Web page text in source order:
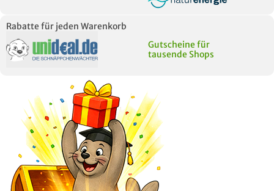
Rabatte für jeden Warenkorb
Gutscheine für
tausende Shops